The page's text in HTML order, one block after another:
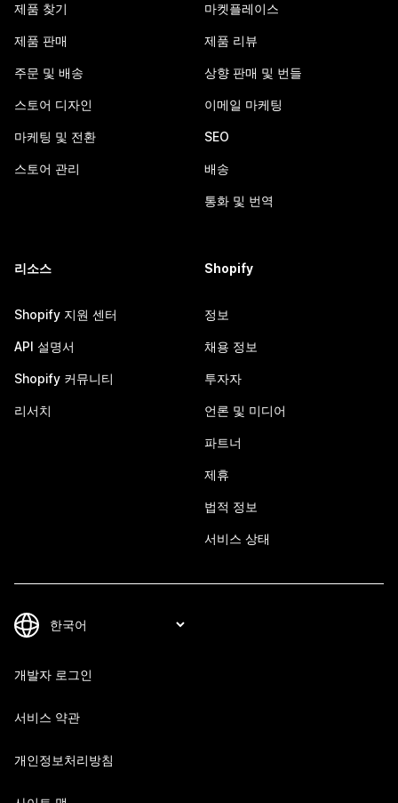
제품 찾기
제품 판매
주문 및 배송
스토어 디자인
마케팅 및 전환
스토어 관리
마켓플레이스
제품 리뷰
상향 판매 및 번들
이메일 마케팅
SEO
배송
통화 및 번역
리소스
Shopify 지원 센터
API 설명서
Shopify 커뮤니티
리서치
Shopify
정보
채용 정보
투자자
언론 및 미디어
파트너
제휴
법적 정보
서비스 상태
개발자 로그인
서비스 약관
개인정보처리방침